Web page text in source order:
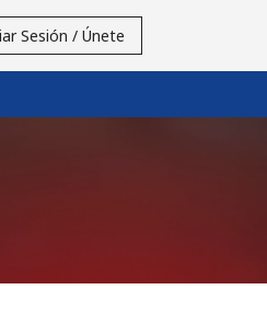
Sesión / Únete